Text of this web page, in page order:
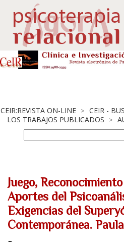
CEIR:REVISTA ON-LINE > CEIR -
LOS TRABAJOS PUBLICADOS >
Juego,
Aportes del
Exigencias del
Contemporánea.